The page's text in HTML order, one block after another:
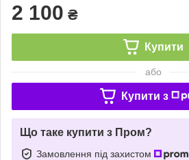
2 100 ₴
Купити
або
Купити з
Що таке купити з Пром?
Замовлення під захистом